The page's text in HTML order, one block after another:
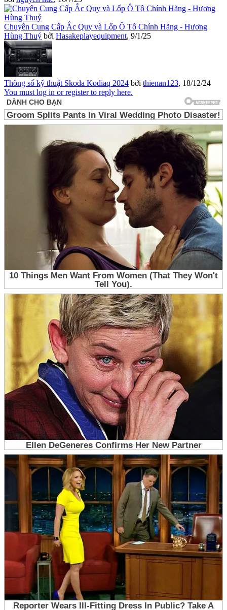
Chuyên Cung Cấp Ắc Quy và Lốp Ô Tô Chính Hãng - Hương
Hùng Thuý bởi Hasakeplayequipment, 9/1/25
Thông số kỹ thuật Skoda Kodiaq 2024 bởi thienan123, 18/12/24
You must log in or register to reply here.